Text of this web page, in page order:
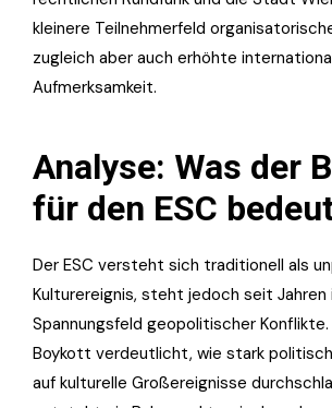
kleinere Teilnehmerfeld
zugleich aber auch erhöhte
Aufmerksamkeit.
Analyse: Was der
für den ESC
Der ESC versteht sich traditionell als
Kulturereignis, steht jedoch seit Jahren
Spannungsfeld geopolitischer
Boykott verdeutlicht, wie stark
auf kulturelle Großereignisse